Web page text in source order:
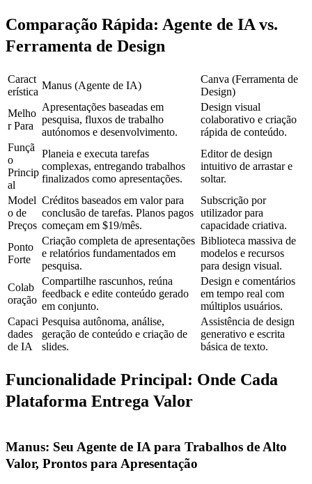
Comparação Rápida: Agente de IA vs.
Ferramenta de Design
Caract
erística
Manus (Agente de IA)
Canva (Ferramenta de
Design)
Melho
r Para
Apresentações baseadas em
pesquisa, fluxos de trabalho
autónomos e desenvolvimento.
Design visual
colaborativo e criação
rápida de conteúdo.
Funçã
o
Princip
al
Planeia e executa tarefas
complexas, entregando trabalhos
finalizados como apresentações.
Editor de design
intuitivo de arrastar e
soltar.
Model
o de
Preços
Créditos baseados em valor para
conclusão de tarefas. Planos pagos
começam em $19/mês.
Subscrição por
utilizador para
capacidade criativa.
Ponto
Forte
Criação completa de apresentações
e relatórios fundamentados em
pesquisa.
Biblioteca massiva de
modelos e recursos
para design visual.
Colab
oração
Compartilhe rascunhos, reúna
feedback e edite conteúdo gerado
em conjunto.
Design e comentários
em tempo real com
múltiplos usuários.
Capaci
dades
de IA
Pesquisa autônoma, análise,
geração de conteúdo e criação de
slides.
Assistência de design
generativo e escrita
básica de texto.
Funcionalidade Principal: Onde Cada
Plataforma Entrega Valor
Manus: Seu Agente de IA para Trabalhos de Alto
Valor, Prontos para Apresentação